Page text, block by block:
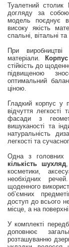
Туалетний столик
догляду за
модель поєднує в
високу якість
спальні, вітальні та
При виробництві
матеріали.
стійкість до
підвищеною
оптимальний
ціною.
Гладкий корпус у
відчуття легкості
фасади з
вишуканості та
натуральність
легкості та
Одна з головних
кількість шухляд,
косметики,
необхідних
щоденного
об’ємних
доступ до всього
місце, а на
У комплекті
доповнює
розташуванню